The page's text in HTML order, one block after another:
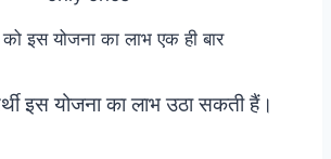
को इस योजना का लाभ एक ही बार
इस योजना का लाभ उठा सकती हैं।